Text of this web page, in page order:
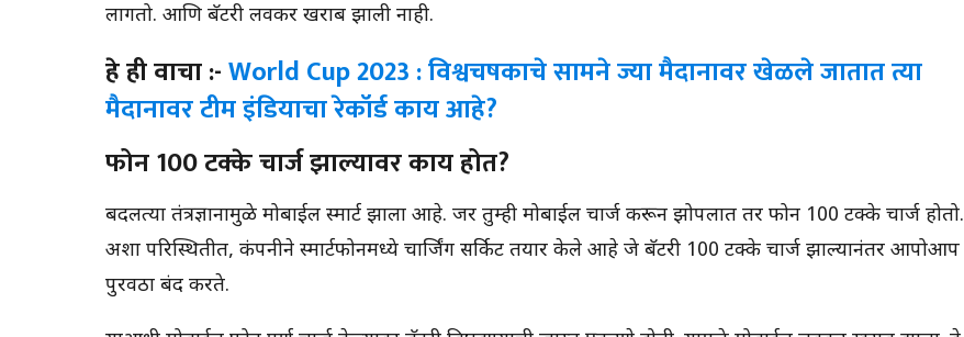
लागतो. आणि बॅटरी लवकर खराब झाली नाही.
हे ही वाचा :-World Cup 2023 : विश्वचषकाचे सामने ज्या मैदानावर खेळले जातात त्या
मैदानावर टीम इंडियाचा रेकॉर्ड काय आहे?
फोन 100 टक्के चार्ज झाल्यावर काय होत?
बदलत्या तंत्रज्ञानामुळे मोबाईल स्मार्ट झाला आहे. जर तुम्ही मोबाईल चार्ज करून झोपलात तर फोन 100 टक्के चार्ज होतो.
अशा परिस्थितीत, कंपनीने स्मार्टफोनमध्ये चार्जिंग सर्किट तयार केले आहे जे बॅटरी 100 टक्के चार्ज झाल्यानंतर आपोआप
पुरवठा बंद करते.